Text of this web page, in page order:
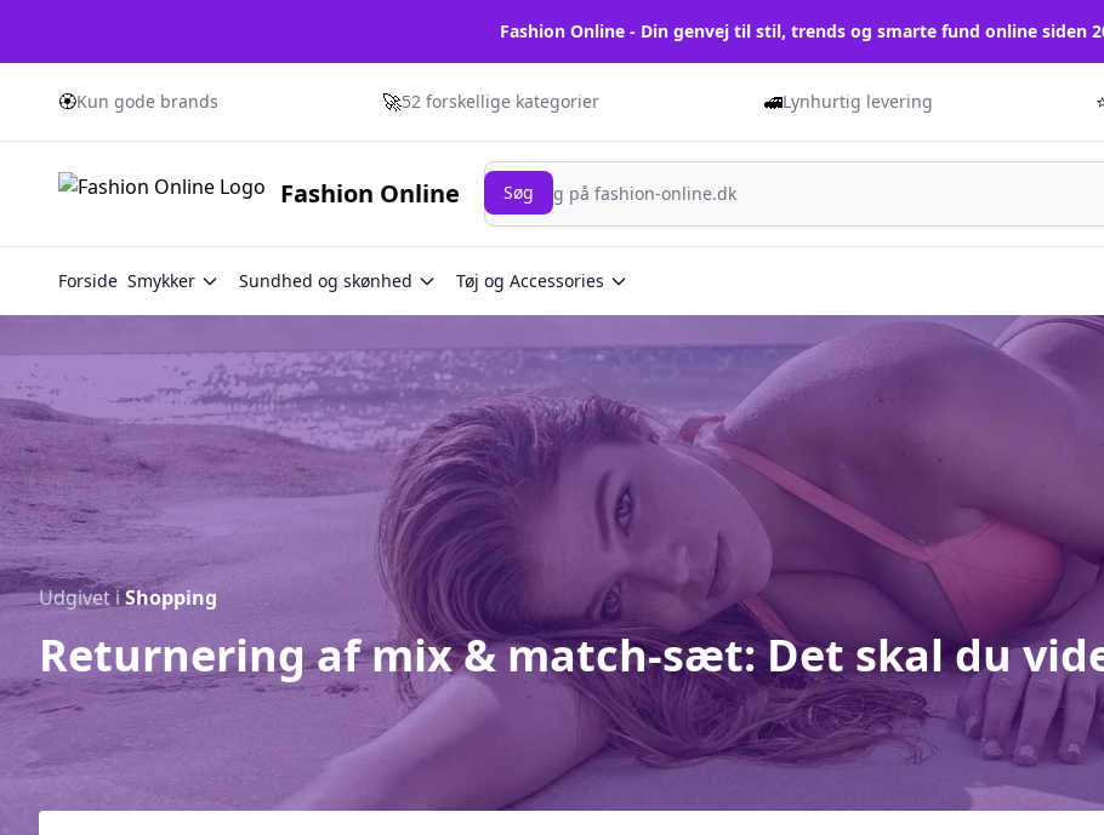
Fashion Online - Din genvej til stil, trends og smarte fund online siden
🏵️Kun gode brands 🚀52 forskellige kategorier 🚅Lynhurtig levering
Fashion Online
Søg
Søg
Forside Smykker Sundhed og skønhed Tøj og Accessories
Udgivet iShopping
Returnering af mix & match-sæt: Det skal du